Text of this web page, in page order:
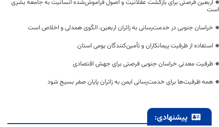
اربعین فرصتی برای بازگشت عقلانیت و اصول فراموش‌شده انسانیت به جامعه بشری
است
خراسان جنوبی در خدمت‌رسانی به زائران اربعین، الگوی همدلی و اخلاص است
استفاده از ظرفیت پیمانکاران و تأمین‌کنندگان بومی استان
ظرفیت معدنی خراسان جنوبی فرصتی برای جهش اقتصادی
همه ظرفیت‌ها برای خدمت‌رسانی ایمن به زائران پایان صفر بسیج شود
پیشنهادی: